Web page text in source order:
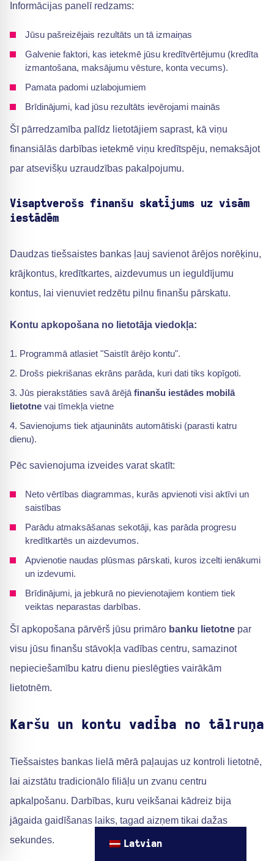
Informācijas panelī redzams:
Jūsu pašreizējais rezultāts un tā izmaiņas
Galvenie faktori, kas ietekmē jūsu kredītvērtējumu (kredīta
izmantošana, maksājumu vēsture, konta vecums).
Pamata padomi uzlabojumiem
Brīdinājumi, kad jūsu rezultāts ievērojami mainās
Šī pārredzamība palīdz lietotājiem saprast, kā viņu
finansiālās darbības ietekmē viņu kredītspēju, nemaksājot
par atsevišķu uzraudzības pakalpojumu.
Visaptverošs finanšu skatījums uz visām
iestādēm
Daudzas tiešsaistes bankas ļauj savienot ārējos norēķinu,
krājkontus, kredītkartes, aizdevumus un ieguldījumu
kontus, lai vienuviet redzētu pilnu finanšu pārskatu.
Kontu apkopošana no lietotāja viedokļa:
Programmā atlasiet "Saistīt ārējo kontu".
Drošs piekrišanas ekrāns parāda, kuri dati tiks kopīgoti.
Jūs pierakstāties savā ārējā finanšu iestādes mobilā
lietotne vai tīmekļa vietne
Savienojums tiek atjaunināts automātiski (parasti katru
dienu).
Pēc savienojuma izveides varat skatīt:
Neto vērtības diagrammas, kurās apvienoti visi aktīvi un
saistības
Parādu atmaksāšanas sekotāji, kas parāda progresu
kredītkartēs un aizdevumos.
Apvienotie naudas plūsmas pārskati, kuros izcelti ienākumi
un izdevumi.
Brīdinājumi, ja jebkurā no pievienotajiem kontiem tiek
veiktas neparastas darbības.
Šī apkopošana pārvērš jūsu primāro banku lietotne par
visu jūsu finanšu stāvokļa vadības centru, samazinot
nepieciešamību katru dienu pieslēgties vairākām
lietotnēm.
Karšu un kontu vadība no tālruņa
Tiešsaistes bankas lielā mērā paļaujas uz kontroli lietotnē,
lai aizstātu tradicionālo filiāļu un zvanu centru
apkalpošanu. Darbības, kuru veikšanai kādreiz bija
jāgaida gaidīšanas laiks, tagad aizņem tikai dažas
sekundes.
Latvian